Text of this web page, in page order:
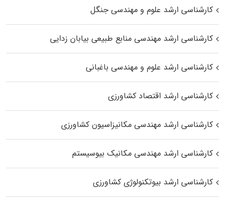
کارشناسی ارشد علوم و مهندسی جنگل
کارشناسی ارشد مهندسی منابع طبیعی بیابان زدایی
کارشناسی ارشد علوم و مهندسی باغبانی
کارشناسی ارشد اقتصاد کشاورزی
کارشناسی ارشد مهندسی مکانیزاسیون کشاورزی
کارشناسی ارشد مهندسی مکانیک بیوسیستم
کارشناسی ارشد بیوتکنولوژی کشاورزی